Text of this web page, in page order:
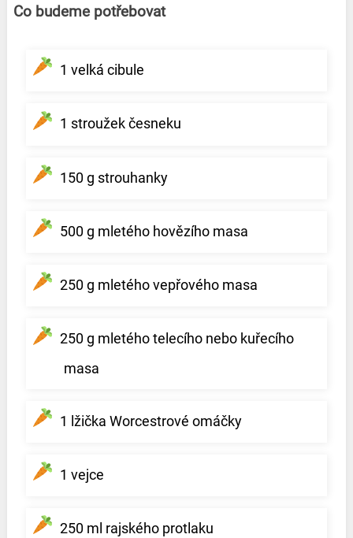
Co budeme potřebovat
1 velká cibule
1 stroužek česneku
150 g strouhanky
500 g mletého hovězího masa
250 g mletého vepřového masa
250 g mletého telecího nebo kuřecího
masa
1 lžička Worcestrové omáčky
1 vejce
250 ml rajského protlaku